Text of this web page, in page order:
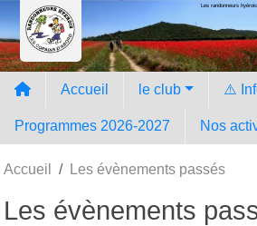
Les randonneurs
Accueil le club ⚠️
Programmes 2026-2027 Nos
Accueil Les évènements passés
Les évènements
Panneau de gestion des cookies